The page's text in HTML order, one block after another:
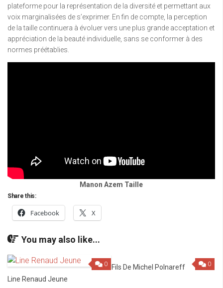
plateforme pour la représentation de la diversité et permettant aux
voix marginalisées de s’exprimer. En fin de compte, la perception
de la taille continuera à évoluer vers une plus grande acceptation et
appréciation de la beauté individuelle, sans se conformer à des
normes préétablies.
Manon Azem Taille
Share this:
Facebook X
You may also like...
0
Line Renaud Jeune
0
Fils De Michel Polnareff